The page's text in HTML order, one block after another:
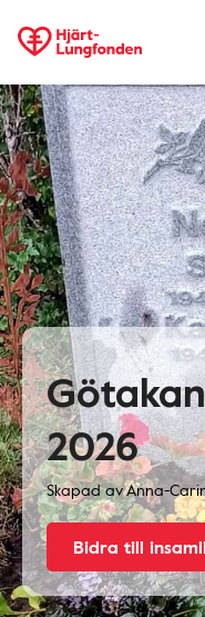
2026
Skapad avAnna-
Bidra till